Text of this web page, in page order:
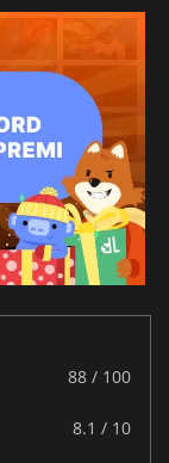
88 / 100
8.1 / 10